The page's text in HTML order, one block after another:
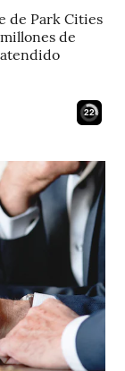
de Park Cities
de
21